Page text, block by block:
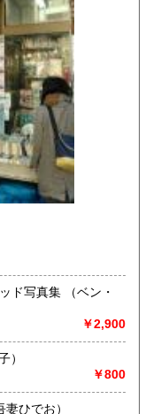
線 都営新宿線
18:30
の通販は翌年以降対
集 （ベン・
￥2,900
智子）
￥800
(エス・オー・エス) 4 （吾妻ひでお）